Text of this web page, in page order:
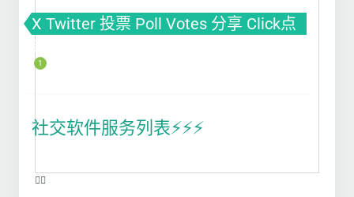
X Twitter 投票 Poll Votes 分享 Click点
击
1
社交软件服务列表⚡️⚡️⚡️
❤️‍🔥